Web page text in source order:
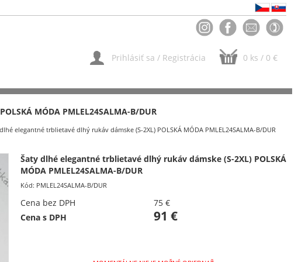
Prihlásiť sa / Registrácia 0 ks / 0 €
MÓDA PMLEL24SALMA-B/DUR
elegantné trblietavé dlhý rukáv dámske (S-2XL) POLSKÁ MÓDA PMLEL24SALMA-B/DUR
Šaty dlhé elegantné trblietavé dlhý rukáv dámske (S-2XL) POLSKÁ
MÓDA PMLEL24SALMA-B/DUR
Kód: PMLEL24SALMA-B/DUR
Cena bez DPH
75 €
Cena s DPH
91 €